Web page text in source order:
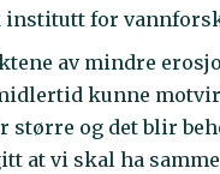
institutt for
av mindre
kunne
større og det blir
at vi skal ha